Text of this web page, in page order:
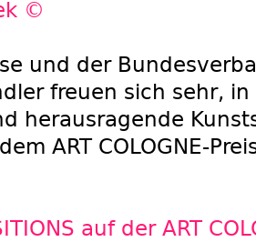
und der
freuen sich sehr,
herausragende
ART COLOGNE-
auf der ART